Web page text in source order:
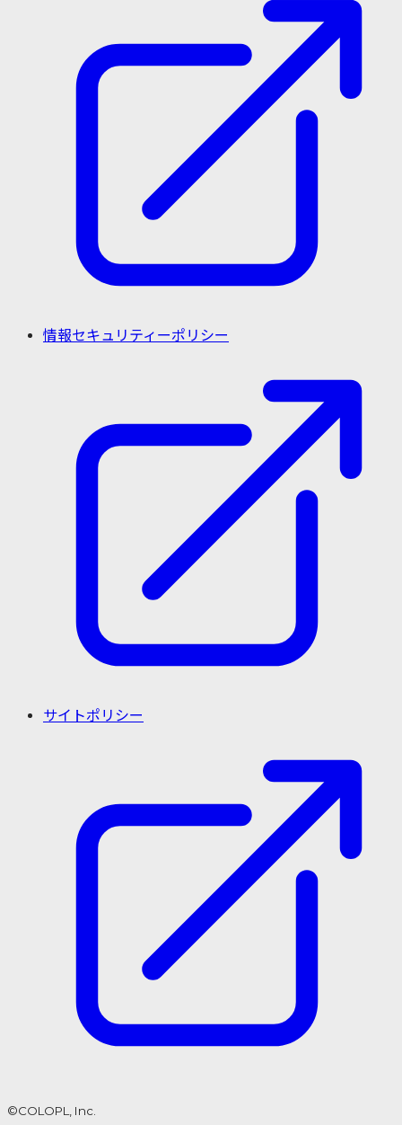
情報セキュリティーポリシー
サイトポリシー
©COLOPL, Inc.